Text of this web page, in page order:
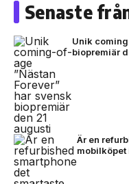
Senaste
Unik
biopremiär
Är en
mobilköpet